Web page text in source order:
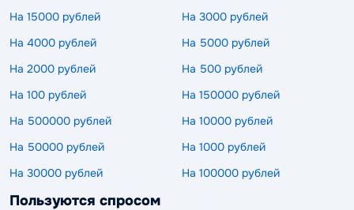
На 15000 рублей
На 3000 рублей
На 4000 рублей
На 5000 рублей
На 2000 рублей
На 500 рублей
На 100 рублей
На 150000 рублей
На 500000 рублей
На 10000 рублей
На 50000 рублей
На 1000 рублей
На 30000 рублей
На 100000 рублей
Пользуются спросом